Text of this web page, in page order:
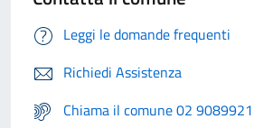
Leggi le domande frequenti
Richiedi Assistenza
Chiama il comune 02 9089921